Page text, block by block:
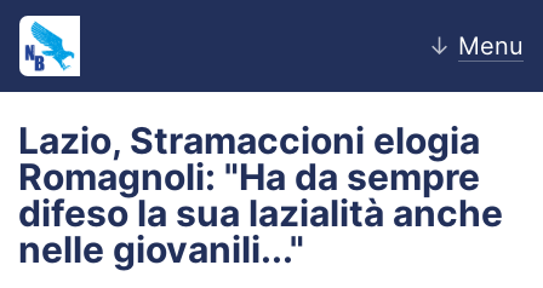
↓ Menu
Home
News
Lazio, Stramaccioni elogia
Romagnoli: "Ha da sempre
difeso la sua lazialità anche
nelle giovanili..."